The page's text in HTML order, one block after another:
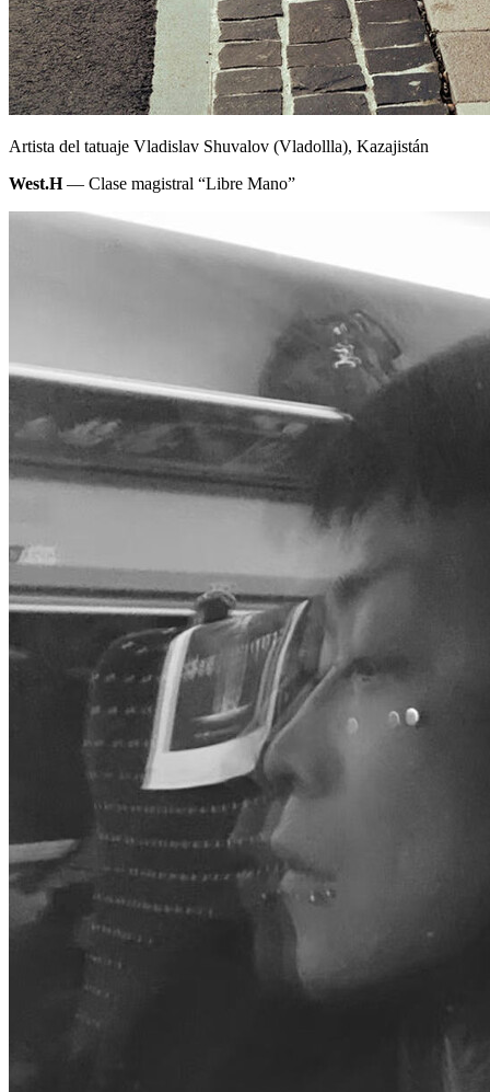
Artista del tatuaje Vladislav Shuvalov (Vladollla), Kazajistán
West.H— Clase magistral “Libre Mano”